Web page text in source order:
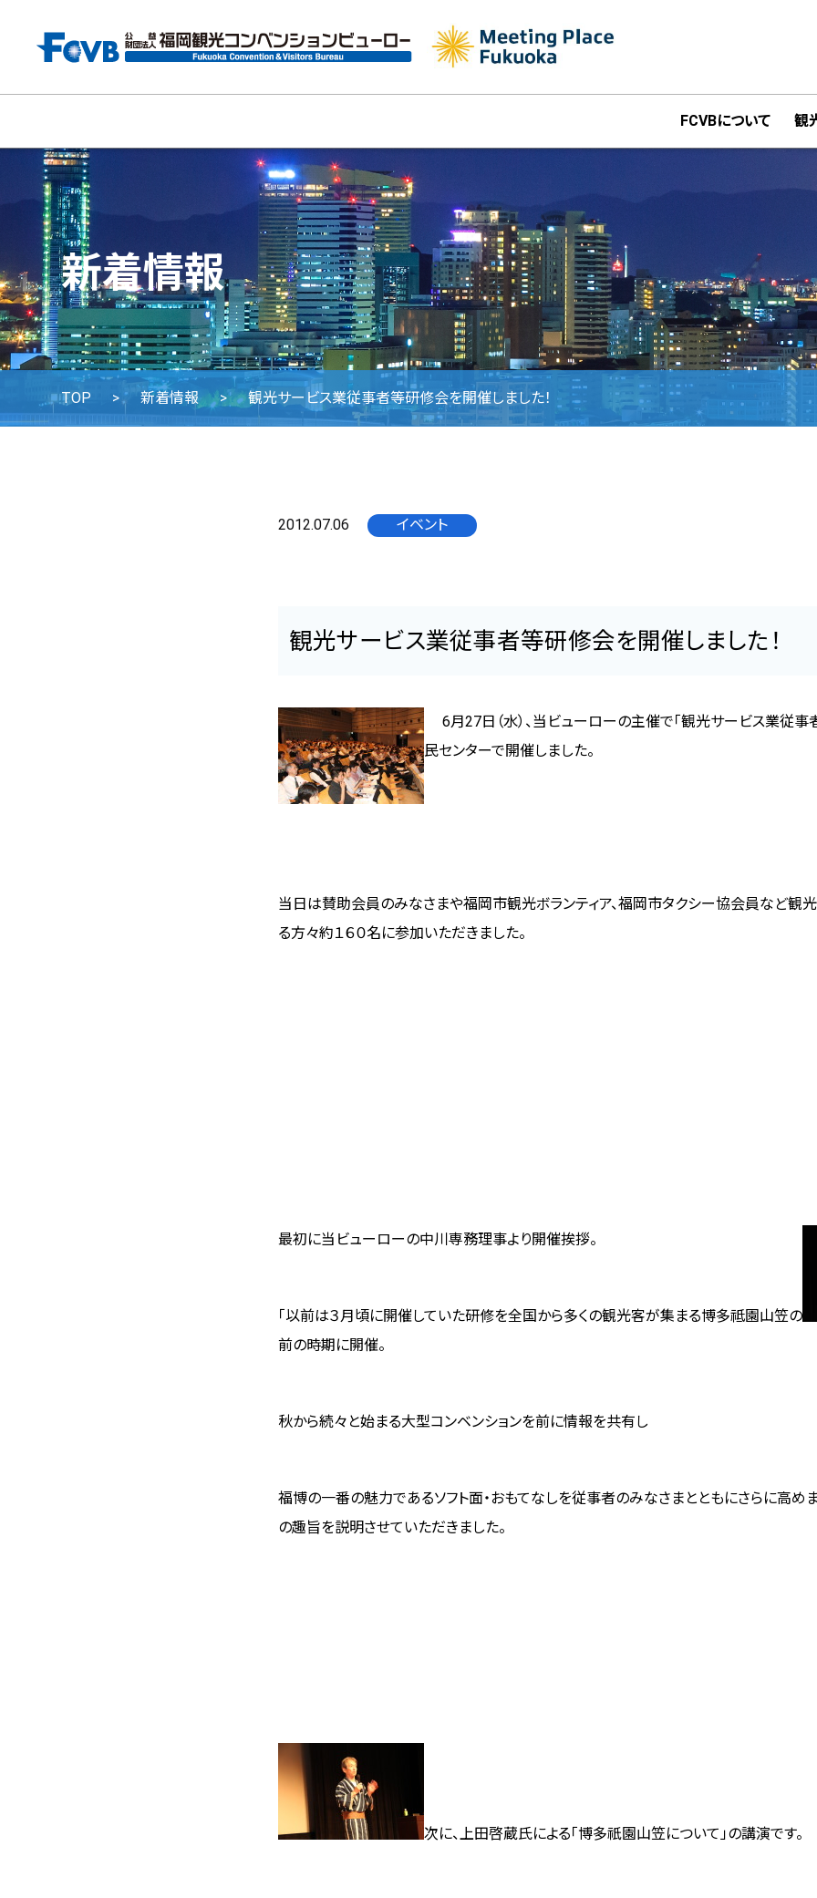
FCVBについて 観
新着情報
TOP 新着情報 観光サービス業従事者等研修会を開催しました！
2012.07.06 イベント
観光サービス業従事者等研修会を開催しました！
6月27日（水）、当ビューローの主催で「観光サービス業従事
民センターで開催しました。
当日は賛助会員のみなさまや福岡市観光ボランティア、福岡市タクシー協会員など観
る方々約１６０名に参加いただきました。
最初に当ビューローの中川専務理事より開催挨拶。
「以前は３月頃に開催していた研修を全国から多くの観光客が集まる博多祗園山笠の
前の時期に開催。
秋から続々と始まる大型コンベンションを前に情報を共有し
福博の一番の魅力であるソフト面・おもてなしを従事者のみなさまとともにさらに高めま
の趣旨を説明させていただきました。
次に、上田啓蔵氏による「博多祇園山笠について」の講演です。